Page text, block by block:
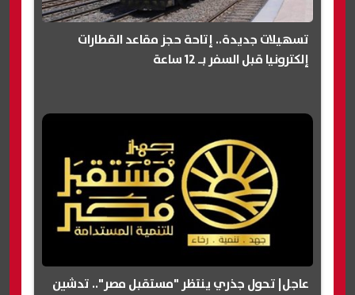
تسهيلات جديدة.. إتاحة حجز مقاعد القطارات
إلكترونيا قبل السفر بـ 12 ساعة
عاجل| تحول جذري ينتظر "مستقبل مصر".. تدشين